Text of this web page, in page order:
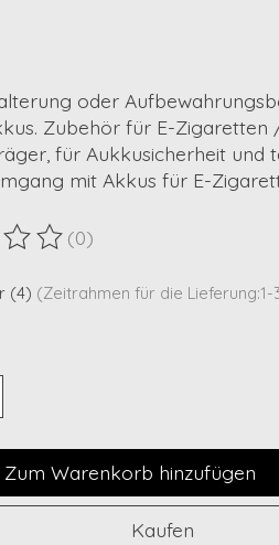
oder
Zubehör für E-
für Aukkusicherheit und
mit Akkus für E-
dieses Produkts ist
(0)
(4) (Zeitrahmen für die Lieferung:1-
Zum Warenkorb hinzufügen
Kaufen